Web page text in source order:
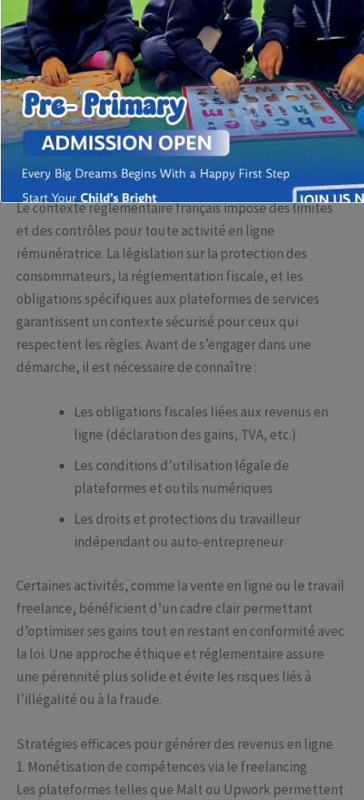
français soucieux d’gagner de l’argent réel sur internet
légalement, il est crucial de distinguer les opportunités
légitimes des arnaques. Cet article propose une analyse
détaillée, à la fois technique et stratégique, des
méthodes éprouvées et légales pour atteindre cet
objectif, en s’appuyant sur les données du marché et
des exemples concrets.
Cadre légal et environnement spécifique en France
Le contexte réglementaire français impose des limites
et des contrôles pour toute activité en ligne
rémunératrice. La législation sur la protection des
consommateurs, la réglementation fiscale, et les
obligations spécifiques aux plateformes de services
garantissent un contexte sécurisé pour ceux qui
respectent les règles. Avant de s’engager dans une
démarche, il est nécessaire de connaître :
Les obligations fiscales liées aux revenus en
ligne (déclaration des gains, TVA, etc.)
Les conditions d’utilisation légale de
plateformes et outils numériques
Les droits et protections du travailleur
indépendant ou auto-entrepreneur
Certaines activités, comme la vente en ligne ou le travail
freelance, bénéficient d’un cadre clair permettant
d’optimiser ses gains tout en restant en conformité avec
la loi. Une approche éthique et réglementaire assure
une pérennité plus solide et évite les risques liés à
l’illégalité ou à la fraude.
Stratégies efficaces pour générer des revenus en ligne
1. Monétisation de compétences via le freelancing
Les plateformes telles que Malt ou Upwork permettent